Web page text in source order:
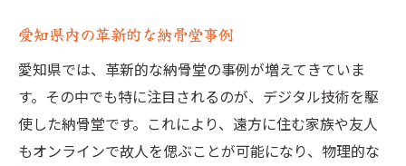
愛知県内の革新的な納骨堂事例
愛知県では、革新的な納骨堂の事例が増えてきていま
す。その中でも特に注目されるのが、デジタル技術を駆
使した納骨堂です。これにより、遠方に住む家族や友人
もオンラインで故人を偲ぶことが可能になり、物理的な